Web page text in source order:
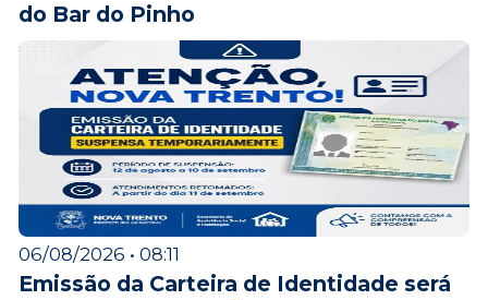
do Bar do Pinho
06/08/2026 • 08:11
Emissão da Carteira de Identidade será